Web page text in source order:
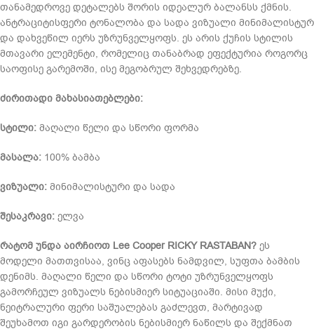
თანამედროვე დეტალებს შორის იდეალურ ბალანსს ქმნის.
ანტრაციტისფერი ტონალობა და სადა ვიზუალი მინიმალისტურ
და დახვეწილ იერს უზრუნველყოფს. ეს არის ქუჩის სტილის
მთავარი ელემენტი, რომელიც თანაბრად ეფექტურია როგორც
საოფისე გარემოში, ისე მეგობრულ შეხვედრებზე.
ძირითადი მახასიათებლები:
სტილი: მაღალი წელი და სწორი ფორმა
მასალა: 100% ბამბა
ვიზუალი: მინიმალისტური და სადა
შესაკრავი: ელვა
რატომ უნდა აირჩიოთ Lee Cooper RICKY RASTABAN? ეს
მოდელი მათთვისაა, ვინც აფასებს ნამდვილ, სუფთა ბამბის
დენიმს. მაღალი წელი და სწორი ტოტი უზრუნველყოფს
გამორჩეულ ვიზუალს ნებისმიერ სიტუაციაში. მისი მუქი,
ნეიტრალური ფერი საშუალებას გაძლევთ, მარტივად
შეუხამოთ იგი გარდერობის ნებისმიერ ნაწილს და შექმნათ